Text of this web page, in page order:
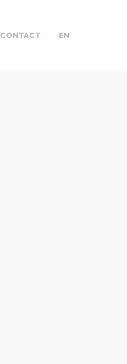
CONTACT EN